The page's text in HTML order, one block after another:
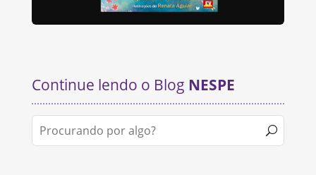
Continue lendo o Blog NESPE